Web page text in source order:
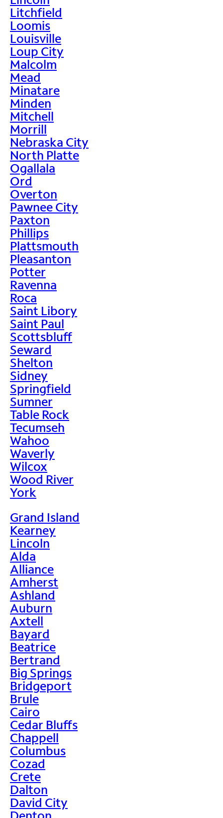
Litchfield
Loomis
Louisville
Loup City
Malcolm
Mead
Minatare
Minden
Mitchell
Morrill
Nebraska City
North Platte
Ogallala
Ord
Overton
Pawnee City
Paxton
Phillips
Plattsmouth
Pleasanton
Potter
Ravenna
Roca
Saint Libory
Saint Paul
Scottsbluff
Seward
Shelton
Sidney
Springfield
Sumner
Table Rock
Tecumseh
Wahoo
Waverly
Wilcox
Wood River
York
Grand Island
Kearney
Lincoln
Alda
Alliance
Amherst
Ashland
Auburn
Axtell
Bayard
Beatrice
Bertrand
Big Springs
Bridgeport
Brule
Cairo
Cedar Bluffs
Chappell
Columbus
Cozad
Crete
Dalton
David City